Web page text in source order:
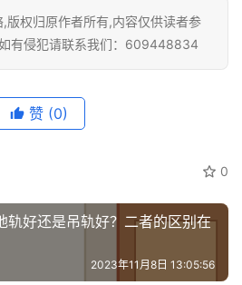
版权归原作者所有,内容仅供读者参
有侵犯请联系我们：609448834
赞 (0)
0
轨好还是吊轨好？二者的区别在
2023年11月8日 13:05:56